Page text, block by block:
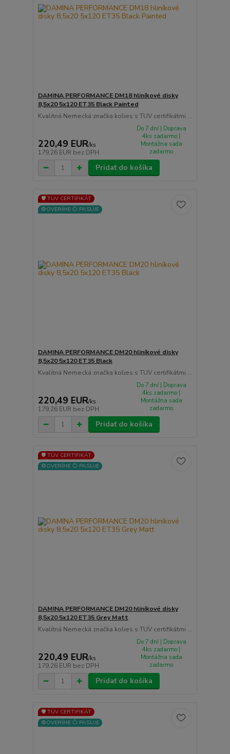
DAMINA PERFORMANCE DM18 hliníkové disky
8,5x20 5x120 ET35 Black Painted
Kvalitná Nemecká značka kolies s TUV certifikátmi ...
220,49 EUR/ks
179,26 EUR bez DPH
Do 7 dní | Doprava
4ks zadarmo |
Montážna sada
zadarmo
Pridať do košíka
🛡️ TÜV CERTIFIKÁT
⚙️OVERÍME ČI PASUJE
DAMINA PERFORMANCE DM20 hliníkové disky
8,5x20 5x120 ET35 Black
Kvalitná Nemecká značka kolies s TUV certifikátmi ...
220,49 EUR/ks
179,26 EUR bez DPH
Do 7 dní | Doprava
4ks zadarmo |
Montážna sada
zadarmo
Pridať do košíka
🛡️ TÜV CERTIFIKÁT
⚙️OVERÍME ČI PASUJE
DAMINA PERFORMANCE DM20 hliníkové disky
8,5x20 5x120 ET35 Grey Matt
Kvalitná Nemecká značka kolies s TUV certifikátmi ...
220,49 EUR/ks
179,26 EUR bez DPH
Do 7 dní | Doprava
4ks zadarmo |
Montážna sada
zadarmo
Pridať do košíka
🛡️ TÜV CERTIFIKÁT
⚙️OVERÍME ČI PASUJE